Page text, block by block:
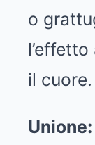
o
il cuore.
Unione: